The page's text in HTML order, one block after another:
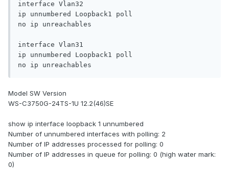
interface Vlan32
ip unnumbered Loopback1 poll
no ip unreachables
interface Vlan31
ip unnumbered Loopback1 poll
Model SW Version
WS-C3750G-24TS-1U 12.2(46)SE
show ip interface loopback 1 unnumbered
Number of unnumbered interfaces with polling: 2
Number of IP addresses processed for polling: 0
Number of IP addresses in queue for polling: 0 (high water mark:
0)